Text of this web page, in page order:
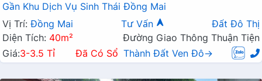
Gần Khu Dịch Vụ Sinh Thái Đồng Mai
Vị Trí: Đồng Mai Tư Vấn
Đất Đô Thị
Diện Tích: 40m²
Đường Giao Thông Thuận Tiện
Giá:3-3.5 Tỉ Đã Có Sổ Thành Đất Ven Đô→